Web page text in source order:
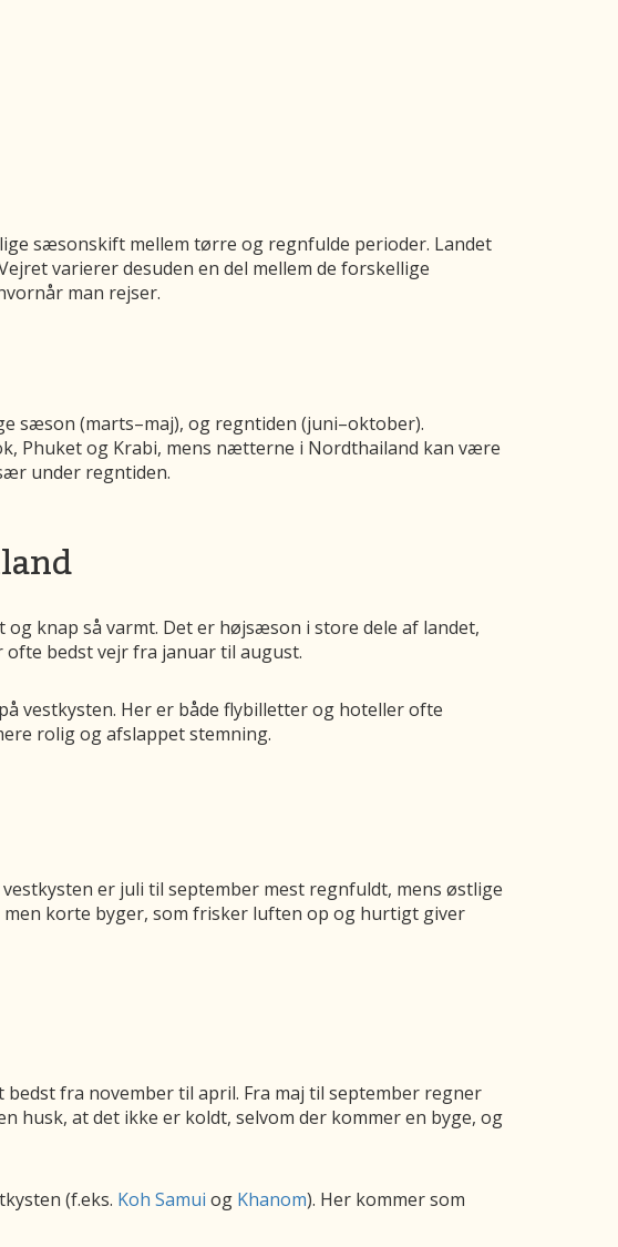
sæsonskift mellem tørre og regnfulde perioder. Landet
varierer desuden en del mellem de forskellige
man rejser.
sæson (marts–maj), og regntiden (juni–oktober).
Phuket og Krabi, mens nætterne i Nordthailand kan være
under regntiden.
knap så varmt. Det er højsæson i store dele af landet,
ofte bedst vejr fra januar til august.
vestkysten. Her er både flybilletter og hoteller ofte
rolig og afslappet stemning.
er juli til september mest regnfuldt, mens østlige
korte byger, som frisker luften op og hurtigt giver
fra november til april. Fra maj til september regner
husk, at det ikke er koldt, selvom der kommer en byge, og
(f.eks. Koh Samui og Khanom). Her kommer som